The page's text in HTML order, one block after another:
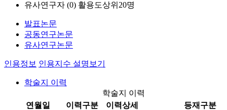
유사연구자 (0) 활용도상위20명
발표논문
공동연구논문
유사연구논문
인용정보 인용지수 설명보기
학술지 이력
학술지 이력
연월일
이력구분 이력상세 등재구분